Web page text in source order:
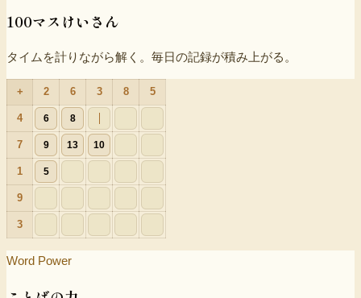
100マスけいさん
タイムを計りながら解く。毎日の記録が積み上がる。
+ 2 6 3 8 5
4 6 8
7 9 13 10
1 5
9
3
Word Power